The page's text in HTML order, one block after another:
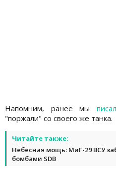
Напомним, ранее мы
"поржали" со своего же танка.
Читайте также:
Небесная мощь: МиГ-29 ВСУ
бомбами SDB